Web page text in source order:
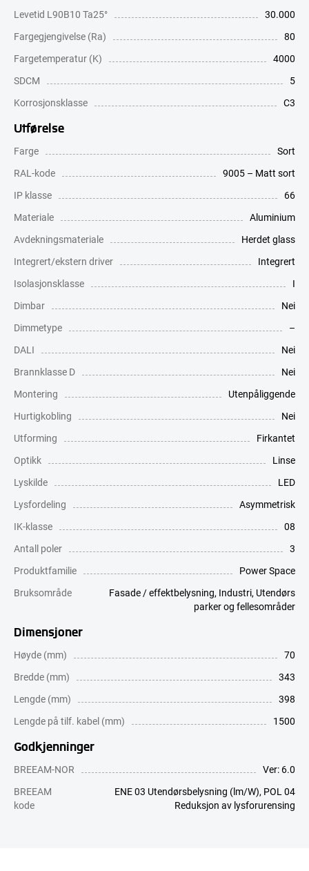
Levetid L90B10 Ta25°
30.000
Fargegjengivelse (Ra)
80
Fargetemperatur (K)
4000
SDCM
5
Korrosjonsklasse
C3
Utførelse
Farge
Sort
RAL-kode
9005 – Matt sort
IP klasse
66
Materiale
Aluminium
Avdekningsmateriale
Herdet glass
Integrert/ekstern driver
Integrert
Isolasjonsklasse
I
Dimbar
Nei
Dimmetype
–
DALI
Nei
Brannklasse D
Nei
Montering
Utenpåliggende
Hurtigkobling
Nei
Utforming
Firkantet
Optikk
Linse
Lyskilde
LED
Lysfordeling
Asymmetrisk
IK-klasse
08
Antall poler
3
Produktfamilie
Power Space
Bruksområde
Fasade / effektbelysning, Industri, Utendørs
parker og fellesområder
Dimensjoner
Høyde (mm)
70
Bredde (mm)
343
Lengde (mm)
398
Lengde på tilf. kabel (mm)
1500
Godkjenninger
BREEAM-NOR
Ver: 6.0
BREEAM
kode
ENE 03 Utendørsbelysning (lm/W), POL 04
Reduksjon av lysforurensing